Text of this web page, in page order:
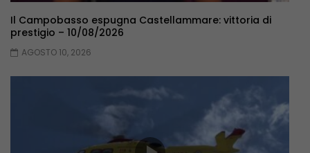
Il Campobasso espugna Castellammare: vittoria di
prestigio – 10/08/2026
AGOSTO 10, 2026